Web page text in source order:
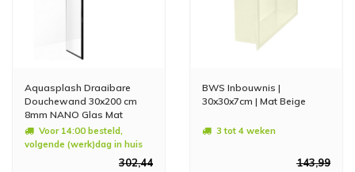
Aquasplash Draaibare
Douchewand 30x200 cm
8mm NANO Glas Mat
ZwartVoor 14:00 besteld,
volgende (werk)dag in huis
302,44
BWS Inbouwnis |
30x30x7cm | Mat Beige
3 tot 4 weken
143,99